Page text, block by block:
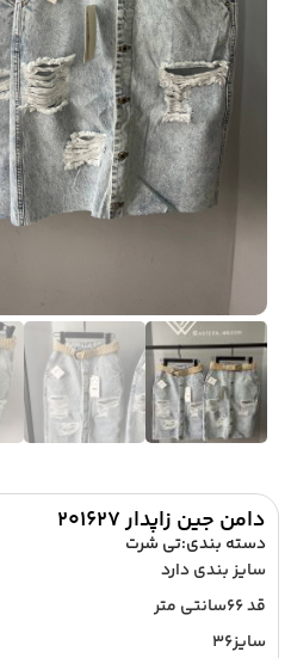
دامن جین زاپدار ۲۰۱۶۲۷
دسته بندی:تی شرت
سایز بندی دارد
قد ۶۶سانتی متر
سایز۳۶